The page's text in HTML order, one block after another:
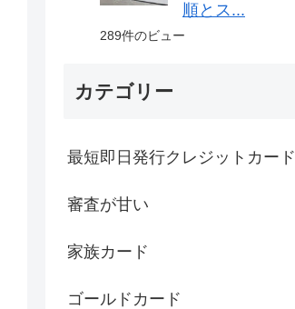
順とス...
289件のビュー
カテゴリー
最短即日発行クレジットカード
審査が甘い
家族カード
ゴールドカード